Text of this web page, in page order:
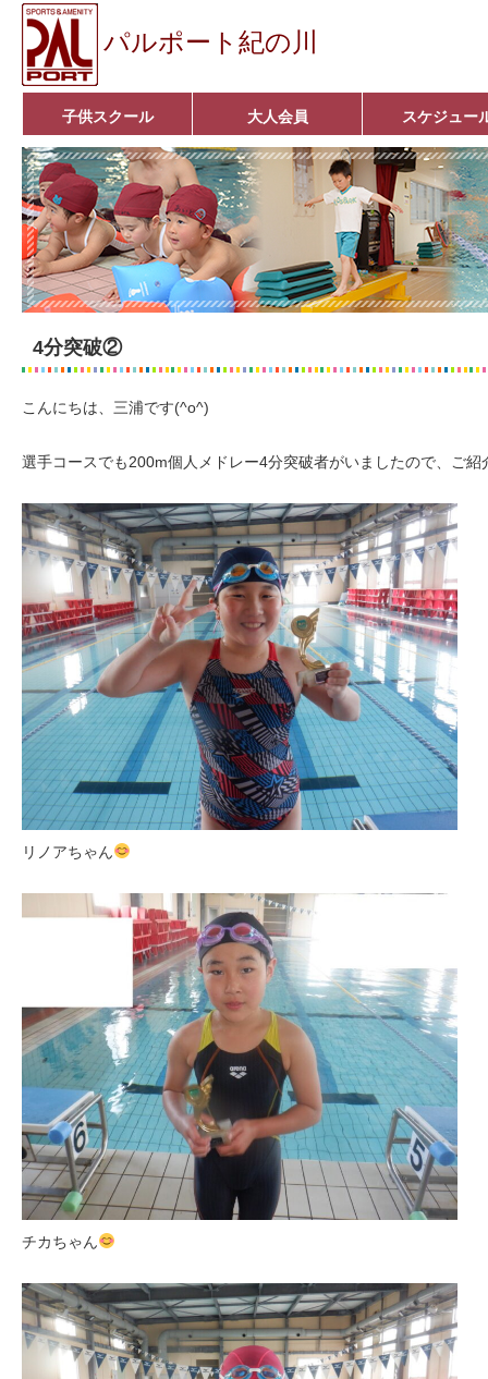
パルポート紀の川
子供スクール
ベビーコース
幼児コース
小学生コース
育成コース
選手コース
キッズパーク(体操教室)
子どもダンス教室
■入会案内■
大人会員
アクア悠々クラブ
いきいきコース
■入会案内■
スケジュー
4分突破②
こんにちは、三浦です(^o^)
選手コースでも200m個人メドレー4分突破者がいましたので、ご紹
リノアちゃん
チカちゃん